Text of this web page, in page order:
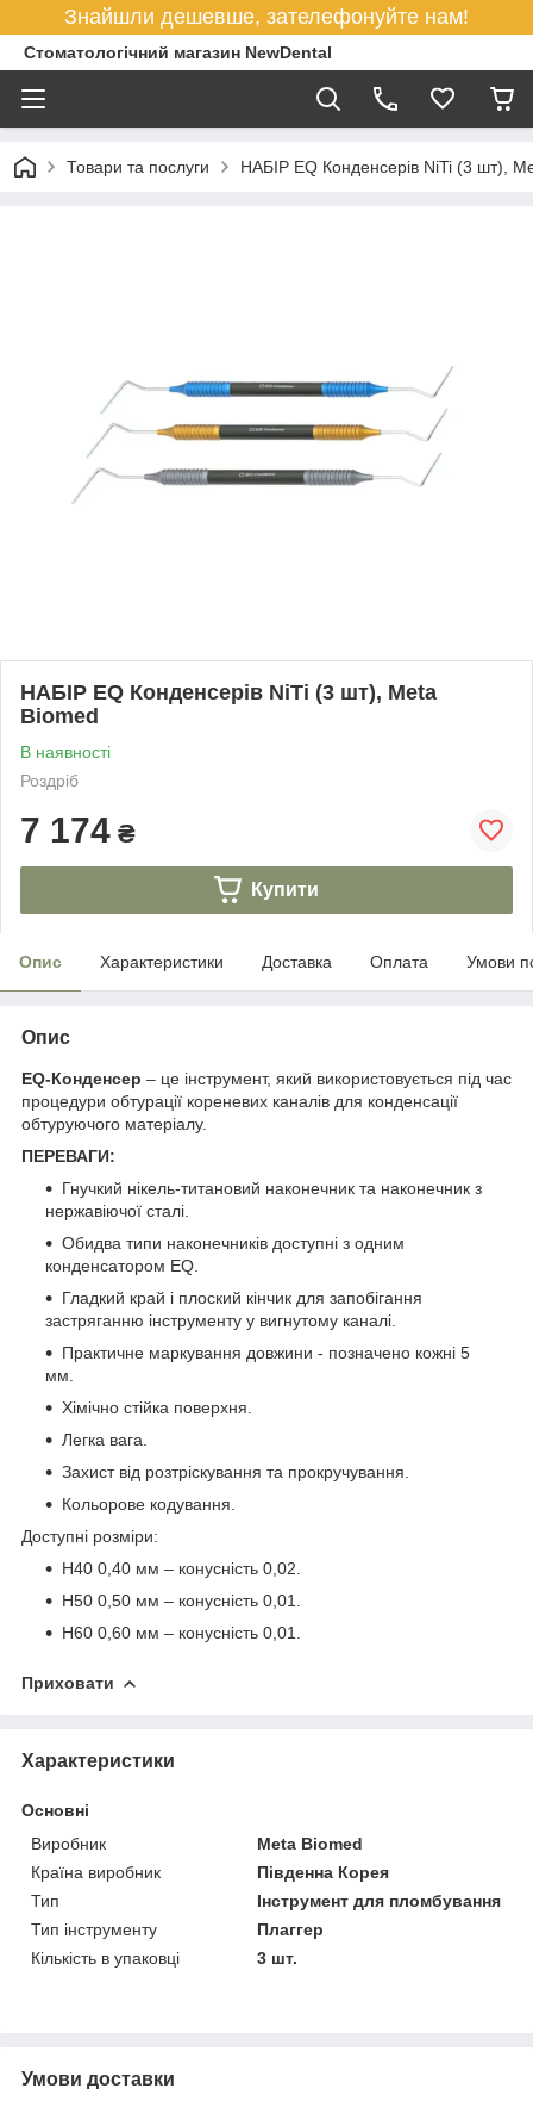
Знайшли дешевше, зателефонуйте нам!
Стоматологічний магазин NewDental
Товари та послуги НАБІР EQ Конденсерів NiTi (3 шт),
НАБІР EQ Конденсерів NiTi (3 шт), Meta
Biomed
В наявності
Роздріб
7 174 ₴
Купити
Опис Характеристики Доставка Оплата Умови
Опис
EQ-Конденсер – це інструмент, який використовується під час
процедури обтурації кореневих каналів для конденсації
обтуруючого матеріалу.
ПЕРЕВАГИ:
Гнучкий нікель-титановий наконечник та наконечник з
нержавіючої сталі.
Обидва типи наконечників доступні з одним
конденсатором EQ.
Гладкий край і плоский кінчик для запобігання
застряганню інструменту у вигнутому каналі.
Практичне маркування довжини - позначено кожні 5
мм.
Хімічно стійка поверхня.
Легка вага.
Захист від розтріскування та прокручування.
Кольорове кодування.
Доступні розміри:
Н40 0,40 мм – конусність 0,02.
Н50 0,50 мм – конусність 0,01.
Н60 0,60 мм – конусність 0,01.
Приховати
Характеристики
Основні
Виробник
Meta Biomed
Країна виробник
Південна Корея
Тип
Інструмент для пломбування
Тип інструменту
Плаггер
Кількість в упаковці
3 шт.
Умови доставки